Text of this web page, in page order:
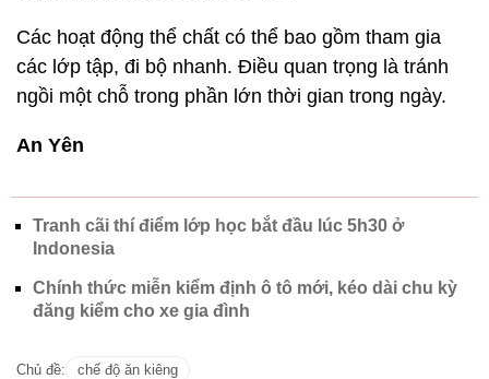
Các hoạt động thể chất có thể bao gồm tham gia
các lớp tập, đi bộ nhanh. Điều quan trọng là tránh
ngồi một chỗ trong phần lớn thời gian trong ngày.
An Yên
Tranh cãi thí điểm lớp học bắt đầu lúc 5h30 ở
Indonesia
Chính thức miễn kiểm định ô tô mới, kéo dài chu kỳ
đăng kiểm cho xe gia đình
Chủ đề: chế độ ăn kiêng